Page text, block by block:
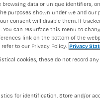
data or unique identifiers,
purposes shown under we and our
consent will disable them. If
can resurface this menu to
link on the bottom of the
to our Privacy Policy. Privacy
cookies, these do not record
for identification. Store and/or